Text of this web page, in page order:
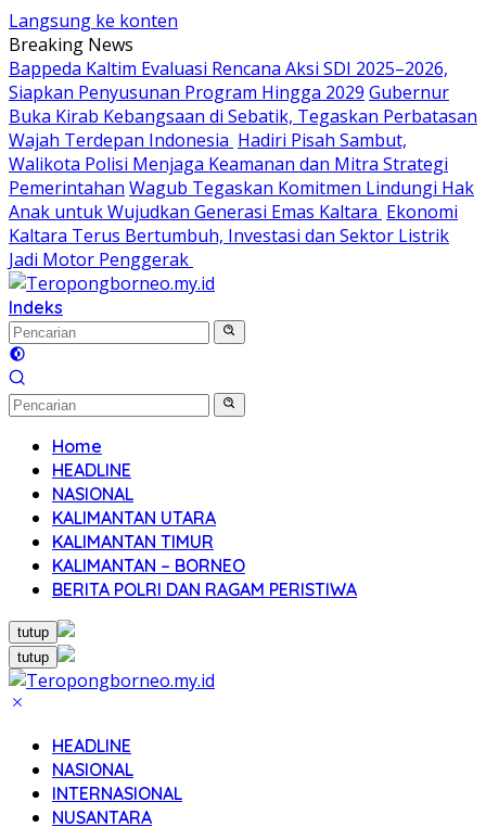
Langsung ke konten
Breaking News
Bappeda Kaltim Evaluasi Rencana Aksi SDI 2025–2026,
Siapkan Penyusunan Program Hingga 2029 Gubernur
Buka Kirab Kebangsaan di Sebatik, Tegaskan Perbatasan
Wajah Terdepan Indonesia Hadiri Pisah Sambut,
Walikota Polisi Menjaga Keamanan dan Mitra Strategi
Pemerintahan Wagub Tegaskan Komitmen Lindungi Hak
Anak untuk Wujudkan Generasi Emas Kaltara Ekonomi
Kaltara Terus Bertumbuh, Investasi dan Sektor Listrik
Jadi Motor Penggerak
Indeks
Home
HEADLINE
NASIONAL
KALIMANTAN UTARA
KALIMANTAN TIMUR
KALIMANTAN – BORNEO
BERITA POLRI DAN RAGAM PERISTIWA
tutup
tutup
HEADLINE
NASIONAL
INTERNASIONAL
NUSANTARA